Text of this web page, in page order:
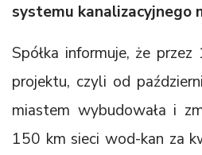
systemu kanalizacyjnego
Spółka informuje, że
projektu, czyli od
miastem wybudowała i
150 km sieci wod-kan za